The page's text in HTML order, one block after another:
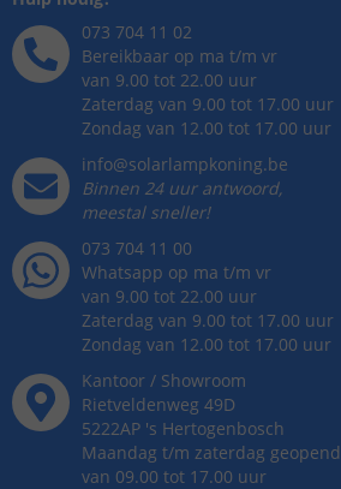
073 704 11 02
Bereikbaar op ma t/m vr
van 9.00 tot 22.00 uur
Zaterdag van 9.00 tot 17.00 uur
Zondag van 12.00 tot 17.00 uur
info@solarlampkoning.be
Binnen 24 uur antwoord,
meestal sneller!
073 704 11 00
Whatsapp op ma t/m vr
van 9.00 tot 22.00 uur
Zaterdag van 9.00 tot 17.00 uur
Zondag van 12.00 tot 17.00 uur
Kantoor / Showroom
Rietveldenweg 49D
5222AP 's Hertogenbosch
Maandag t/m zaterdag geopend
van 09.00 tot 17.00 uur